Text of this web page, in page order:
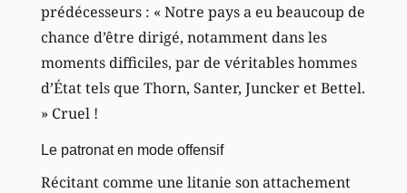
prédécesseurs : « Notre pays a eu beaucoup de
chance d’être dirigé, notamment dans les
moments difficiles, par de véritables hommes
d’État tels que Thorn, Santer, Juncker et Bettel.
» Cruel !
Le patronat en mode offensif
Récitant comme une litanie son attachement